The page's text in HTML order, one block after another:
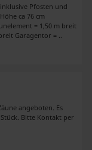
Pfosten und
ca 76 cm
= 1,50 m breit
Garagentor = ..
angeboten. Es
Bitte Kontakt per